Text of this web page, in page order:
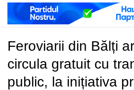
Feroviarii din Bălți
circula gratuit cu
public, la inițiativa